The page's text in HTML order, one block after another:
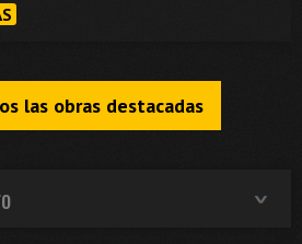
las obras destacadas